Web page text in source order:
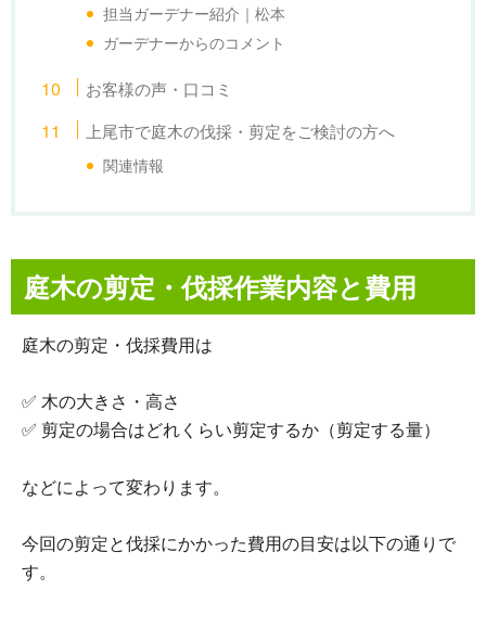
担当ガーデナー紹介｜松本
ガーデナーからのコメント
お客様の声・口コミ
上尾市で庭木の伐採・剪定をご検討の方へ
関連情報
庭木の剪定・伐採作業内容と費用
庭木の剪定・伐採費用は
✅ 木の大きさ・高さ
✅ 剪定の場合はどれくらい剪定するか（剪定する量）
などによって変わります。
今回の剪定と伐採にかかった費用の目安は以下の通りで
す。